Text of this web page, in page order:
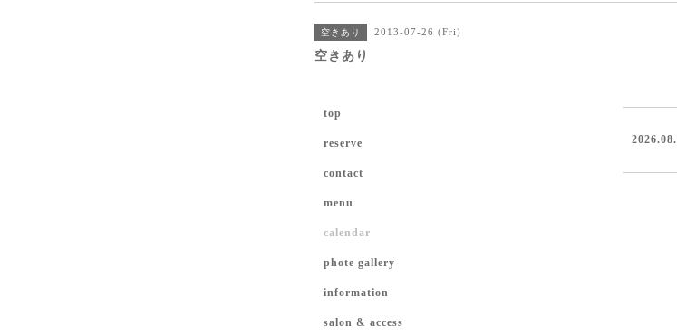
空きあり 2013-07-26 (Fri)
空きあり
top
reserve
contact
menu
calendar
phote gallery
information
salon & access